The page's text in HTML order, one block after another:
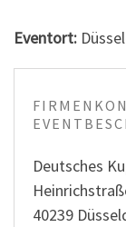
Eventort:
Deutsches
40239